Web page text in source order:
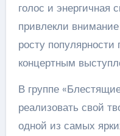
голос и энергичная
привлекли
росту
концертным
В группе
реализовать свой
одной из самых